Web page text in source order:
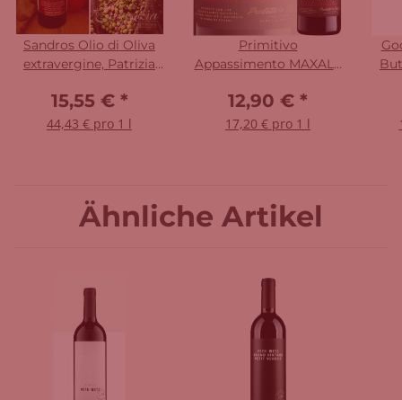
Sandros Olio di Oliva
extravergine, Patrizia
15,55 € *
44,43 € pro 1 l
Primitivo
Appassimento MAXALE
12,90 € *
17,20 € pro 1 l
Ähnliche Artikel